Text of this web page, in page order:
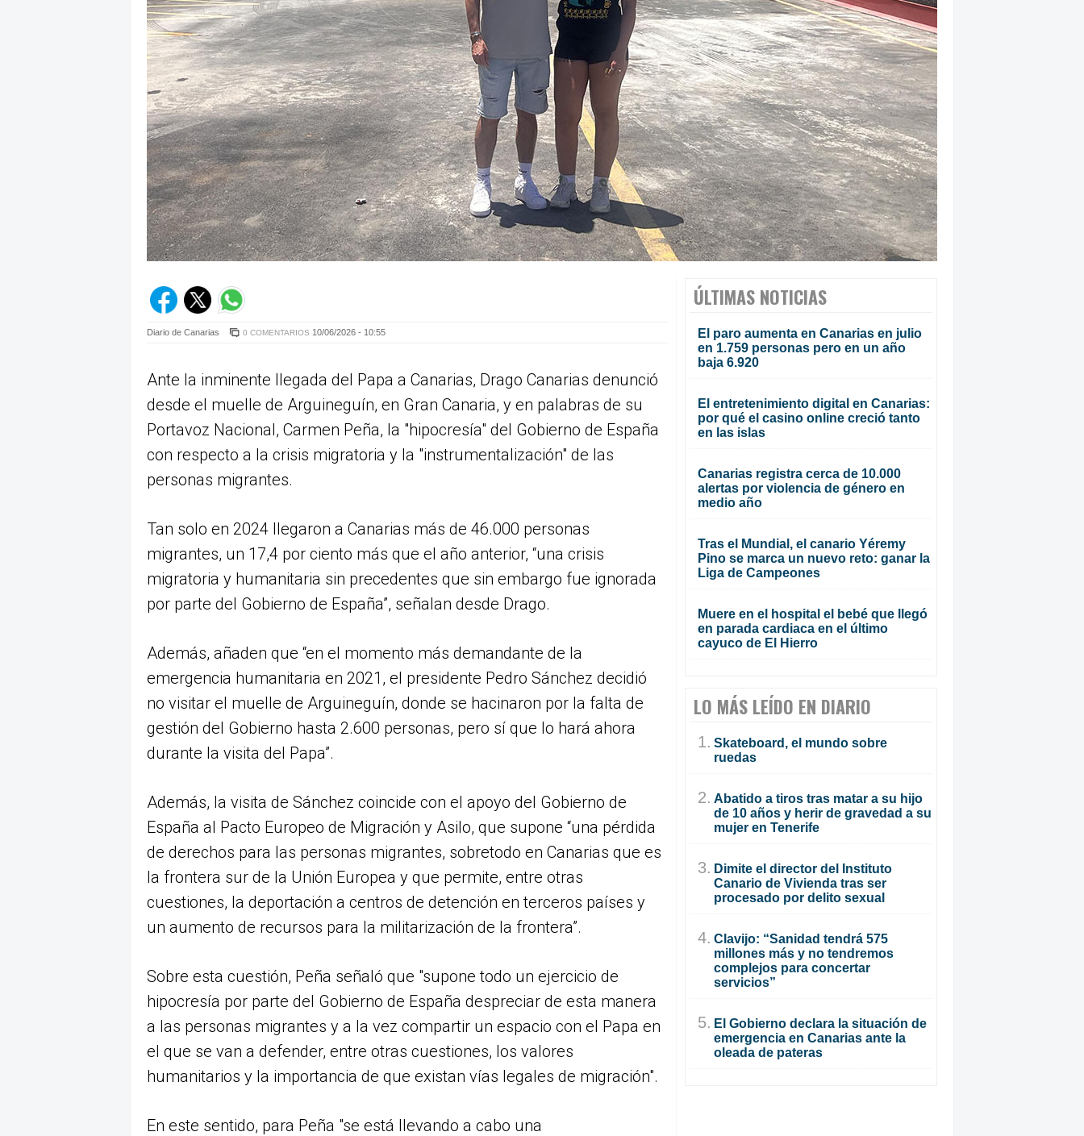
Diario de Canarias 0 COMENTARIOS 10/06/2026 - 10:55
Ante la inminente llegada del Papa a Canarias, Drago Canarias denunció
desde el muelle de Arguineguín, en Gran Canaria, y en palabras de su
Portavoz Nacional, Carmen Peña, la "hipocresía" del Gobierno de España
con respecto a la crisis migratoria y la "instrumentalización" de las
personas migrantes.
Tan solo en 2024 llegaron a Canarias más de 46.000 personas
migrantes, un 17,4 por ciento más que el año anterior, “una crisis
migratoria y humanitaria sin precedentes que sin embargo fue ignorada
por parte del Gobierno de España”, señalan desde Drago.
Además, añaden que “en el momento más demandante de la
emergencia humanitaria en 2021, el presidente Pedro Sánchez decidió
no visitar el muelle de Arguineguín, donde se hacinaron por la falta de
gestión del Gobierno hasta 2.600 personas, pero sí que lo hará ahora
durante la visita del Papa”.
Además, la visita de Sánchez coincide con el apoyo del Gobierno de
España al Pacto Europeo de Migración y Asilo, que supone “una pérdida
de derechos para las personas migrantes, sobretodo en Canarias que es
la frontera sur de la Unión Europea y que permite, entre otras
cuestiones, la deportación a centros de detención en terceros países y
un aumento de recursos para la militarización de la frontera”.
Sobre esta cuestión, Peña señaló que "supone todo un ejercicio de
hipocresía por parte del Gobierno de España despreciar de esta manera
a las personas migrantes y a la vez compartir un espacio con el Papa en
el que se van a defender, entre otras cuestiones, los valores
humanitarios y la importancia de que existan vías legales de migración".
En este sentido, para Peña "se está llevando a cabo una
ÚLTIMAS NOTICIAS
El paro aumenta en Canarias en julio
en 1.759 personas pero en un año
baja 6.920
El entretenimiento digital en Canarias:
por qué el casino online creció tanto
en las islas
Canarias registra cerca de 10.000
alertas por violencia de género en
medio año
Tras el Mundial, el canario Yéremy
Pino se marca un nuevo reto: ganar la
Liga de Campeones
Muere en el hospital el bebé que llegó
en parada cardiaca en el último
cayuco de El Hierro
LO MÁS LEÍDO EN DIARIO
1. Skateboard, el mundo sobre
ruedas
2. Abatido a tiros tras matar a su hijo
de 10 años y herir de gravedad a su
mujer en Tenerife
3. Dimite el director del Instituto
Canario de Vivienda tras ser
procesado por delito sexual
4. Clavijo: “Sanidad tendrá 575
millones más y no tendremos
complejos para concertar
servicios”
5. El Gobierno declara la situación de
emergencia en Canarias ante la
oleada de pateras